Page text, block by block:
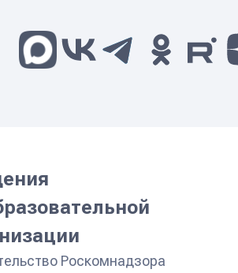
Роскомнадзора